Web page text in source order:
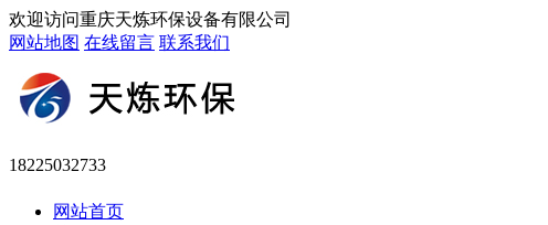
欢迎访问重庆天炼环保设备有限公司
网站地图 在线留言 联系我们
18225032733
网站首页